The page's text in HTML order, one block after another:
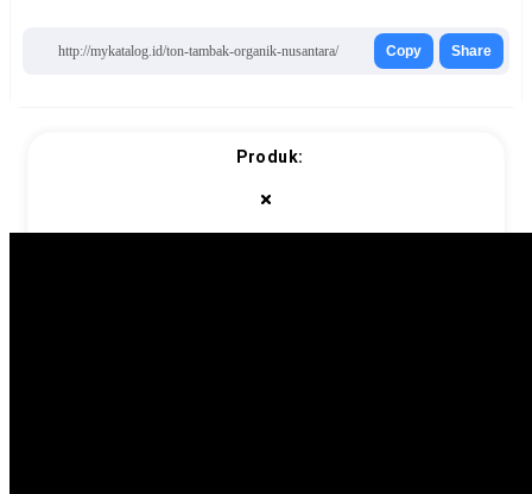
http://mykatalog.id/ton-tambak-organik-nusantara/ Copy Share
Produk: